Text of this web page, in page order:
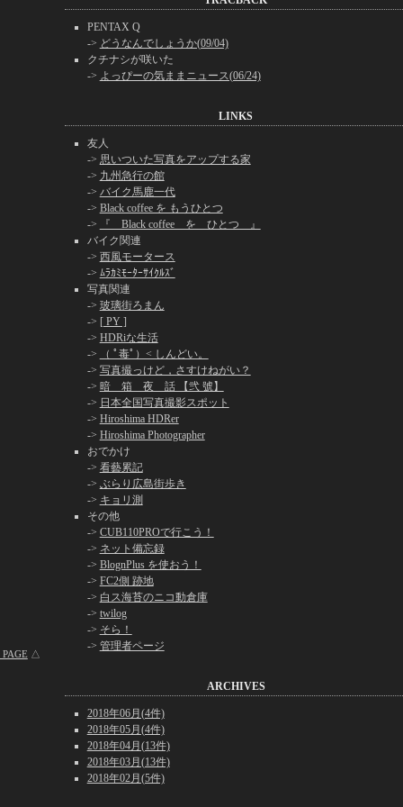
PAGE △
PENTAX Q
-> どうなんでしょうか(09/04)
クチナシが咲いた
-> よっぴーの気ままニュース(06/24)
LINKS
友人
-> 思いついた写真をアップする家
-> 九州急行の館
-> バイク馬鹿一代
-> Black coffee を もうひとつ
->
『 Black coffee を ひとつ 』
バイク関連
-> 西風モータース
-> ﾑﾗｶﾐﾓｰﾀｰｻｲｸﾙｽﾞ
写真関連
-> 玻璃街ろまん
-> [ PY ]
-> HDRiな生活
->
（ ﾟ毒ﾟ）< しんどい。
-> 写真撮っけど，さすけねがい？
-> 暗 箱 夜 話 【弐 號】
-> 日本全国写真撮影スポット
-> Hiroshima HDRer
-> Hiroshima Photographer
おでかけ
-> 看藝累記
-> ぶらり広島街歩き
-> キョリ測
その他
-> CUB110PROで行こう！
-> ネット備忘録
-> BlognPlus を使おう！
-> FC2側 跡地
-> 白ス海苔のニコ動倉庫
-> twilog
-> そら！
-> 管理者ページ
ARCHIVES
2018年06月(4件)
2018年05月(4件)
2018年04月(13件)
2018年03月(13件)
2018年02月(5件)